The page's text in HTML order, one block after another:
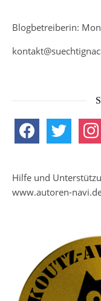
Blogbetreiberin:
facebook twitter
Hilfe und
www.autoren-